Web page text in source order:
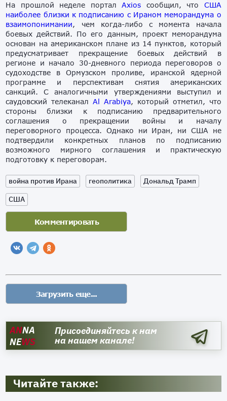
На прошлой неделе порталAxios сообщил, что США
наиболее близки к подписанию с Ираном меморандума о
взаимопонимании, чем когда-либо с момента начала
боевых действий. По его данным, проект меморандума
основан на американском плане из 14 пунктов, который
предусматривает прекращение боевых действий в
регионе и начало 30-дневного периода переговоров о
судоходстве в Ормузском проливе, иранской ядерной
программе и перспективам снятия американских
санкций. С аналогичными утверждениями выступил и
саудовский телеканалAl Arabiya, который отметил, что
стороны близки к подписанию предварительного
соглашения о прекращении войны и началу
переговорного процесса. Однако ни Иран, ни США не
подтвердили конкретных планов по подписанию
возможного мирного соглашения и практическую
подготовку к переговорам.
война против Ирана геополитика
Дональд Трамп
США
ANNA
NEWS
Присоединяйтесь к нам
на нашем канале!
Читайте также: